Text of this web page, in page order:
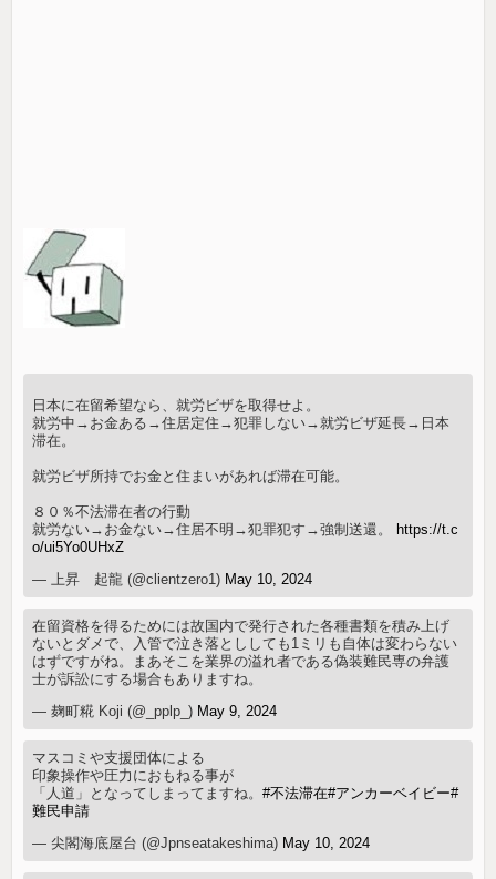
日本に在留希望なら、就労ビザを取得せよ。
就労中→お金ある→住居定住→犯罪しない→就労ビザ延長→日本
滞在。
就労ビザ所持でお金と住まいがあれば滞在可能。
８０％不法滞在者の行動
就労ない→お金ない→住居不明→犯罪犯す→強制送還。 https://t.c
o/ui5Yo0UHxZ
— 上昇 起龍 (@clientzero1) May 10, 2024
在留資格を得るためには故国内で発行された各種書類を積み上げ
ないとダメで、入管で泣き落とししても1ミリも自体は変わらない
はずですがね。まあそこを業界の溢れ者である偽装難民専の弁護
士が訴訟にする場合もありますね。
— 麹町糀 Koji (@_pplp_) May 9, 2024
マスコミや支援団体による
印象操作や圧力におもねる事が
「人道」となってしまってますね。#不法滞在#アンカーベイビー#
難民申請
— 尖閣海底屋台 (@Jpnseatakeshima) May 10, 2024